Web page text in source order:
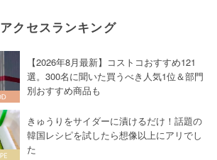
アクセスランキング
【2026年8月最新】コストコおすすめ121
選。300名に聞いた買うべき人気1位＆部門
別おすすめ商品も
きゅうりをサイダーに漬けるだけ！話題の
韓国レシピを試したら想像以上にアリでし
た